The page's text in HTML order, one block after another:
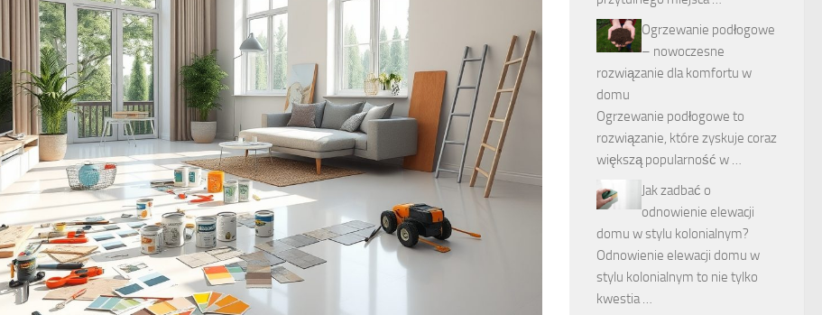
Ogrzewanie podłogowe
– nowoczesne
rozwiązanie dla komfortu w
domu
Ogrzewanie podłogowe to
rozwiązanie, które zyskuje coraz
większą popularność w …
Jak zadbać o
odnowienie elewacji
domu w stylu kolonialnym?
Odnowienie elewacji domu w
stylu kolonialnym to nie tylko
kwestia …